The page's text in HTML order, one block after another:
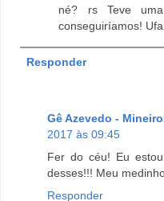
né? rs Teve
conseguiríamos!
Responder
Gê Azevedo -
2017 às 09:45
Fer do céu! Eu
desses!!! Meu
Responder